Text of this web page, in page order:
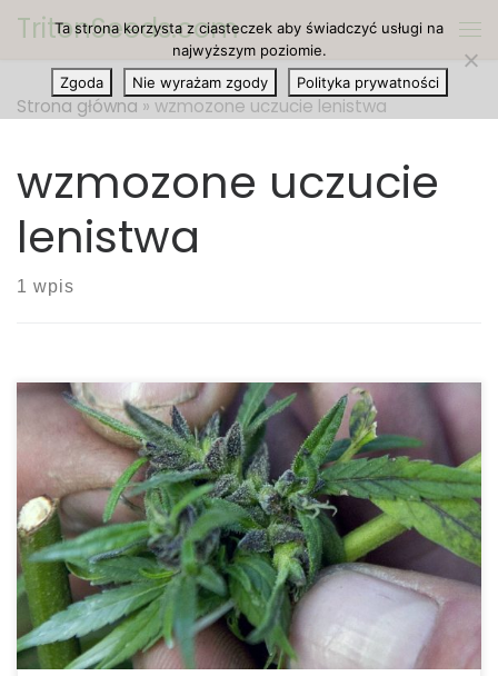
Przejdź do treści
TritonSeeds.com
Strona główna » wzmozone uczucie lenistwa
wzmozone uczucie
lenistwa
1 wpis
Dlaczego palenie cannabis sprawia, że czujesz się
zmęczony? Kilka badań, które zostały
przeprowadzone w tym temacie, wskazuje na
bardziej złożony związek między marihuaną a
uczuciem zmęczenia odczuwanym zaraz po
paleniu. Każdy regularny palacz marihuany ma za
sobą doświadczenia związane z […]
Ta strona korzysta z ciasteczek aby świadczyć usługi na
najwyższym poziomie.
Zgoda
Nie wyrażam zgody Polityka prywatności